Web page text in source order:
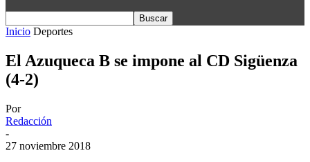
Inicio Deportes
El Azuqueca B se impone al CD Sigüenza
(4-2)
Por
Redacción
-
27 noviembre 2018